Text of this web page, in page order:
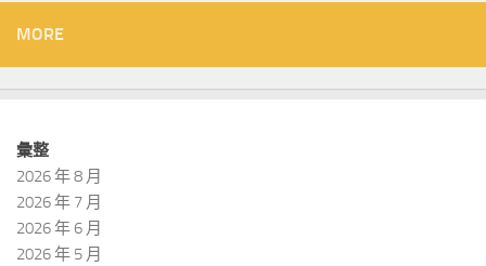
MORE
彙整
2026 年 8 月
2026 年 7 月
2026 年 6 月
2026 年 5 月